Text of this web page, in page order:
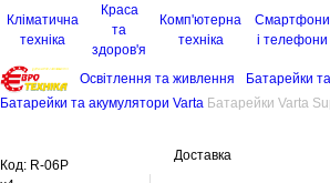
Кліматична
техніка
Краса
та
здоров'я
Комп'ютерна
техніка
Смартфони
і телефони
Освітлення та живлення
Батарейки
Батарейки та акумулятори Varta Батарейки Varta
Доставка
Код: R-06P